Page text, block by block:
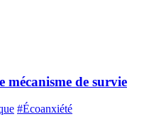
de survie
#Écoanxiété